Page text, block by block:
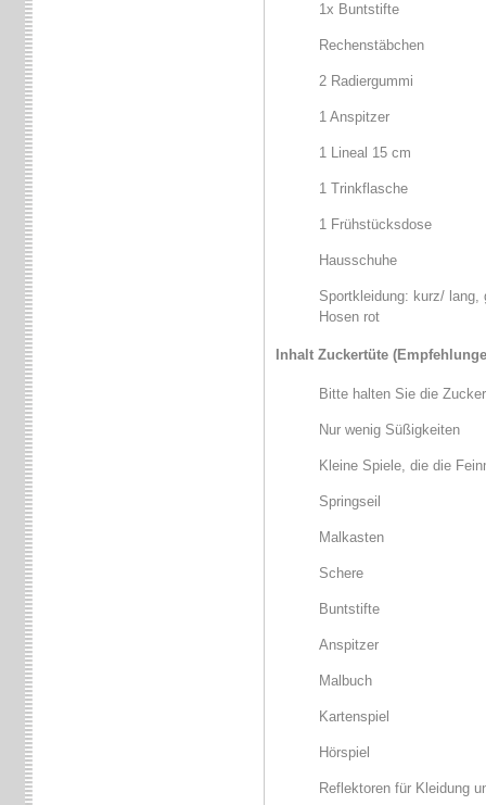
1x Buntstifte
Rechenstäbchen
2 Radiergummi
1 Anspitzer
1 Lineal 15 cm
1 Trinkflasche
1 Frühstücksdose
Hausschuhe
Sportkleidung: kurz/ lang,
Hosen rot
Inhalt Zuckertüte
Bitte halten Sie die
Nur wenig Süßigkeiten
Kleine Spiele, die die
Springseil
Malkasten
Schere
Buntstifte
Anspitzer
Malbuch
Kartenspiel
Hörspiel
Reflektoren für Kleidung